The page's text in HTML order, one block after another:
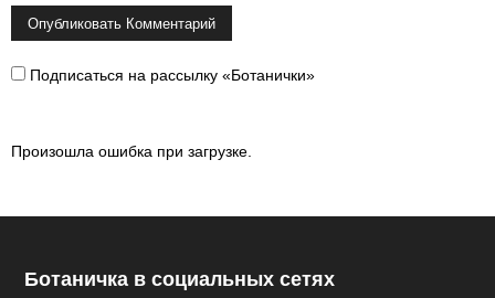
Подписаться на рассылку «Ботанички»
Произошла ошибка при загрузке.
Ботаничка в социальных сетях